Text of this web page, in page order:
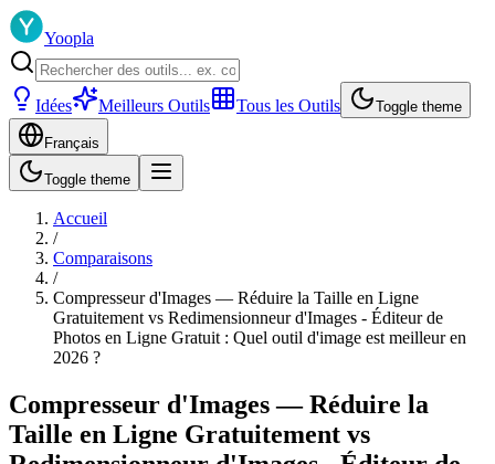
Yoopla
Idées Meilleurs Outils Tous les Outils Toggle theme
Français
Toggle theme
Accueil
/
Comparaisons
/
Compresseur d'Images — Réduire la Taille en Ligne
Gratuitement vs Redimensionneur d'Images - Éditeur de
Photos en Ligne Gratuit : Quel outil d'image est meilleur en
2026 ?
Compresseur d'Images — Réduire la
Taille en Ligne Gratuitement vs